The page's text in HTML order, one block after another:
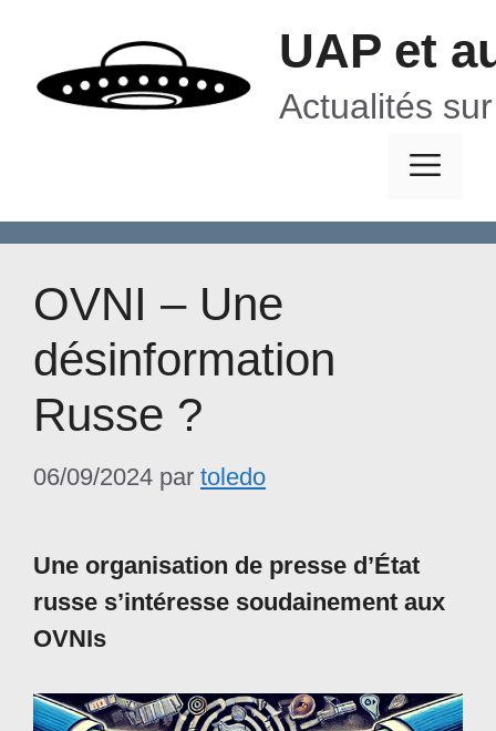
contenu
UAP et
Actualités
OVNI – Une
désinformation
Russe ?
06/09/2024 par toledo
Une organisation de presse d’État
russe s’intéresse soudainement aux
OVNIs